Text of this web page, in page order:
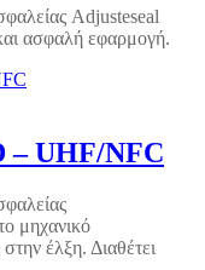
Adjusteseal
ασφαλή εφαρμογή.
– UHF/NFC
μηχανικό
έλξη. Διαθέτει